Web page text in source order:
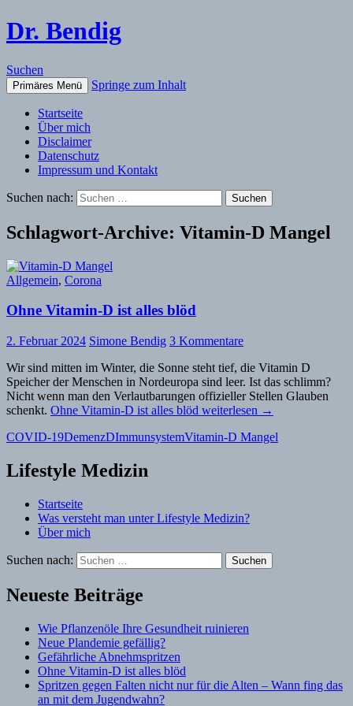
Dr. Bendig
Suchen
Primäres Menü Springe zum Inhalt
Startseite
Über mich
Disclaimer
Datenschutz
Impressum und Kontakt
Suchen nach:
Schlagwort-Archive: Vitamin-D Mangel
Allgemein, Corona
Ohne Vitamin-D ist alles blöd
2. Februar 2024 Simone Bendig 3 Kommentare
Wir sind mitten im Winter, die Sonne steht tief, die Vitamin D
Speicher der Menschen in Nordeuropa sind leer. Ist das schlimm?
Nicht wenn man den Verlautbarungen offizieller Stellen Glauben
schenkt. Ohne Vitamin-D ist alles blöd weiterlesen →
COVID-19DemenzDImmunsystemVitamin-D Mangel
Lifestyle Medizin
Startseite
Was versteht man unter Lifestyle Medizin?
Über mich
Suchen nach:
Neueste Beiträge
Wie Pflanzenöle Ihre Gesundheit ruinieren
Neue Plandemie gefällig?
Gefährliche Abnehmspritzen
Ohne Vitamin-D ist alles blöd
Spritzen gegen Falten nicht nur für die Alten – Wann fing das
an mit dem Jugendwahn?